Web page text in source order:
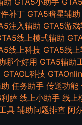
补丁 GTA5暗星辅助
注入辅助 GTA5游戏
线上模式辅助
线上科技 GTA5线上
哪个好用 GTA5辅助
GTAOL科技
任务助手 传送功能
利萨 线上小助手 线上
具 辅助问题排查 阿